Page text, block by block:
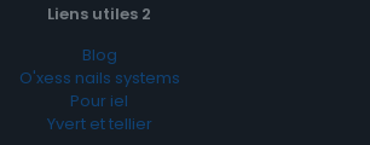
Liens utiles 2
Blog
O'xess nails systems
Pour iel
Yvert et tellier